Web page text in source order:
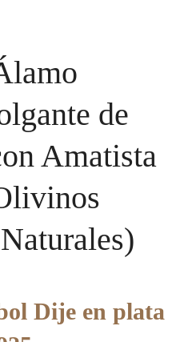
de
Amatista
Dije en plata